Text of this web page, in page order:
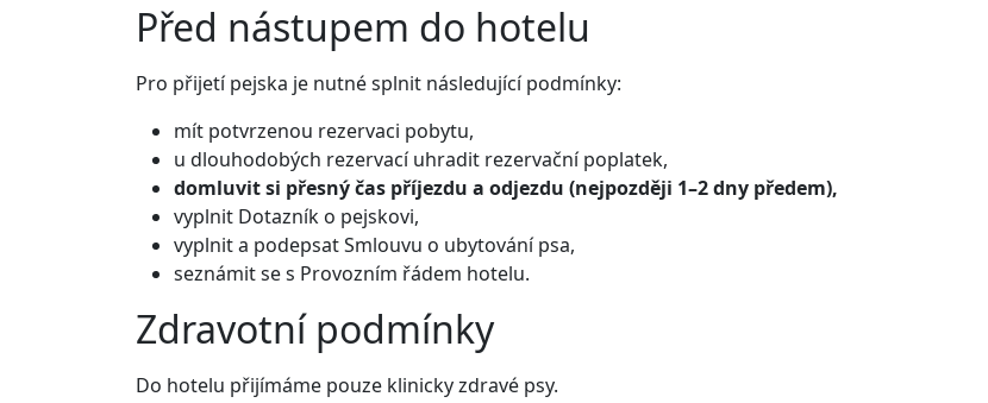
Před nástupem do hotelu
Pro přijetí pejska je nutné splnit následující podmínky:
mít potvrzenou rezervaci pobytu,
u dlouhodobých rezervací uhradit rezervační poplatek,
domluvit si přesný čas příjezdu a odjezdu (nejpozději 1–2 dny předem),
vyplnit Dotazník o pejskovi,
vyplnit a podepsat Smlouvu o ubytování psa,
seznámit se s Provozním řádem hotelu.
Zdravotní podmínky
Do hotelu přijímáme pouze klinicky zdravé psy.